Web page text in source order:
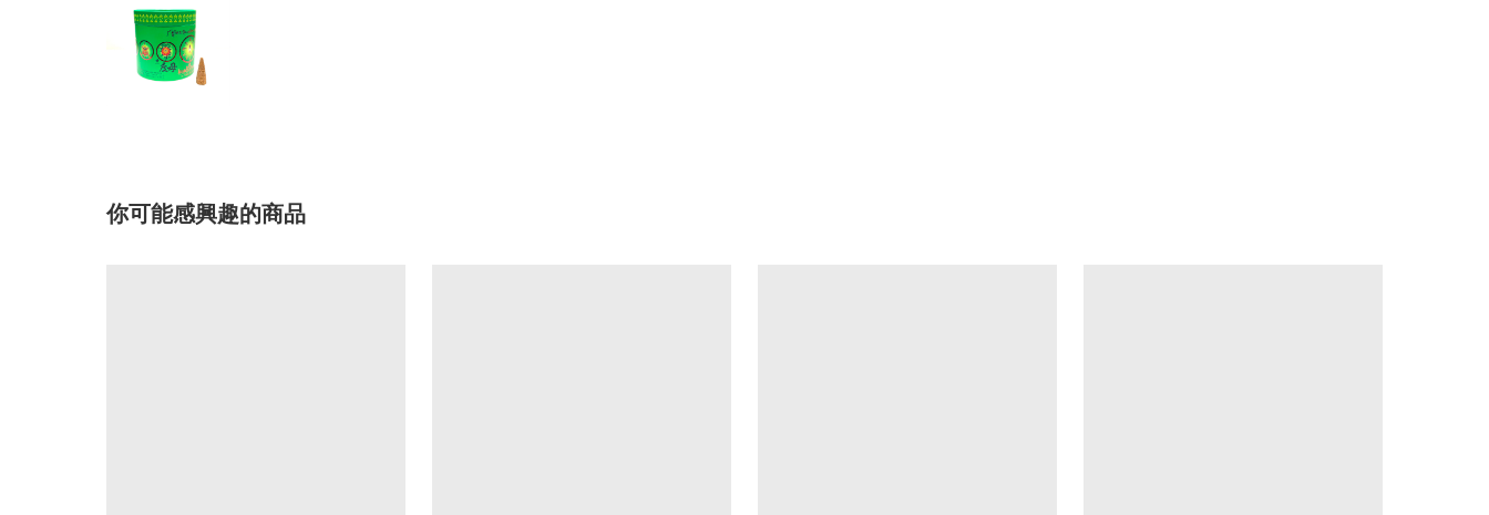
你可能感興趣的商品